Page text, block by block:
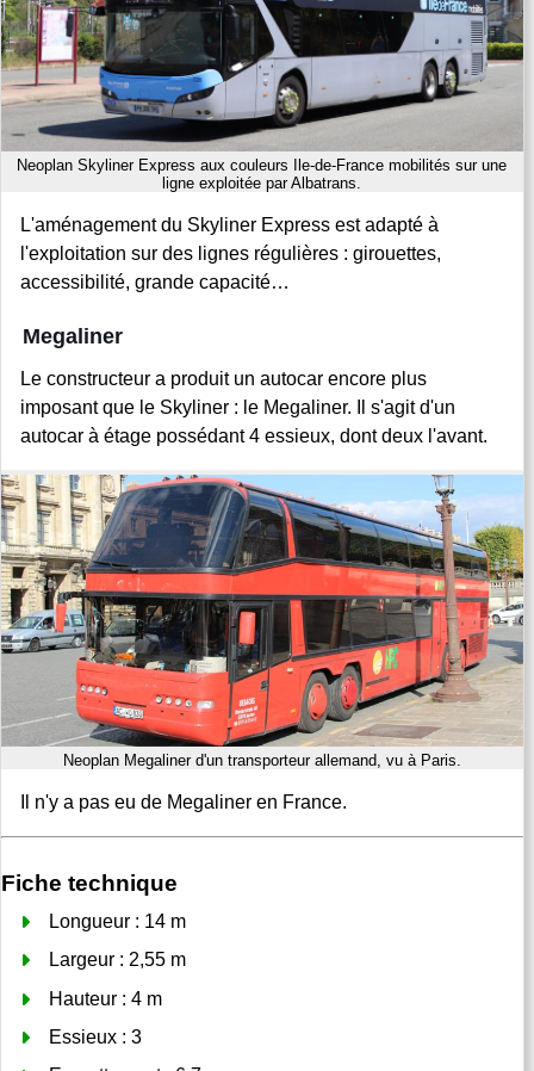
Neoplan Skyliner Express aux couleurs Ile-de-France mobilités sur une
ligne exploitée par Albatrans.
L'aménagement du Skyliner Express est adapté à
l'exploitation sur des lignes régulières : girouettes,
accessibilité, grande capacité…
Megaliner
Le constructeur a produit un autocar encore plus
imposant que le Skyliner : le Megaliner. Il s'agit d'un
autocar à étage possédant 4 essieux, dont deux l'avant.
Neoplan Megaliner d'un transporteur allemand, vu à Paris.
Il n'y a pas eu de Megaliner en France.
Fiche technique
Longueur : 14 m
Largeur : 2,55 m
Hauteur : 4 m
Essieux : 3